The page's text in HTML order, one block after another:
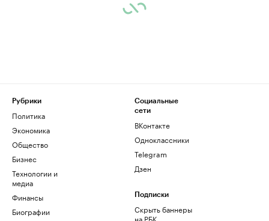
Рубрики
Политика
Экономика
Общество
Бизнес
Технологии и
медиа
Финансы
Биографии
Социальные
сети
ВКонтакте
Одноклассники
Telegram
Дзен
Подписки
Скрыть баннеры
на РБК